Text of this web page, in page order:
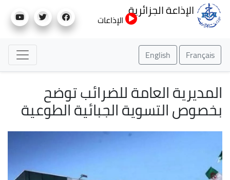
إلى
الإذاعة الجزائرية
الإذاعات
Français
English
المديرية العامة للضرائب توضح
بخصوص التسوية الجبائية الطوعية